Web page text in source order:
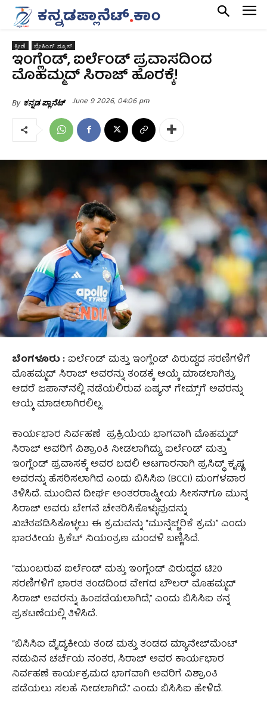
ಕ್ರೀಡೆ ಬ್ರೇಕಿಂಗ್ ನ್ಯೂಸ್
ಇಂಗ್ಲೆಂಡ್, ಐರ್ಲೆಂಡ್ ಪ್ರವಾಸದಿಂದ
ಮೊಹಮ್ಮದ್ ಸಿರಾಜ್ ಹೊರಕ್ಕೆ!
By ಕನ್ನಡ ಪ್ಲಾನೆಟ್ June 9 2026, 04:06 pm
ಬೆಂಗಳೂರು :ಐರ್ಲೆಂಡ್ ಮತ್ತು ಇಂಗ್ಲೆಂಡ್ ವಿರುದ್ಧದ ಸರಣಿಗಳಿಗೆ
ಮೊಹಮ್ಮದ್ ಸಿರಾಜ್ ಅವರನ್ನು ತಂಡಕ್ಕೆ ಆಯ್ಕೆ ಮಾಡಲಾಗಿತ್ತು,
ಆದರೆ ಜಪಾನ್‌ನಲ್ಲಿ ನಡೆಯಲಿರುವ ಏಷ್ಯನ್ ಗೇಮ್ಸ್‌ಗೆ ಅವರನ್ನು
ಆಯ್ಕೆ ಮಾಡಲಾಗಿರಲಿಲ್ಲ.
ಕಾರ್ಯಭಾರ ನಿರ್ವಹಣೆ ಪ್ರಕ್ರಿಯೆಯ ಭಾಗವಾಗಿ ಮೊಹಮ್ಮದ್
ಸಿರಾಜ್ ಅವರಿಗೆ ವಿಶ್ರಾಂತಿ ನೀಡಲಾಗಿದ್ದು, ಐರ್ಲೆಂಡ್ ಮತ್ತು
ಇಂಗ್ಲೆಂಡ್ ಪ್ರವಾಸಕ್ಕೆ ಅವರ ಬದಲಿ ಆಟಗಾರನಾಗಿ ಪ್ರಸಿದ್ಧ್ ಕೃಷ್ಣ
ಅವರನ್ನು ಹೆಸರಿಸಲಾಗಿದೆ ಎಂದು ಬಿಸಿಸಿಐ (BCCI) ಮಂಗಳವಾರ
ತಿಳಿಸಿದೆ. ಮುಂದಿನ ದೀರ್ಘ ಅಂತರರಾಷ್ಟ್ರೀಯ ಸೀಸನ್‌ಗೂ ಮುನ್ನ
ಸಿರಾಜ್ ಅವರು ಬೇಗನೆ ಚೇತರಿಸಿಕೊಳ್ಳುವುದನ್ನು
ಖಚಿತಪಡಿಸಿಕೊಳ್ಳಲು ಈ ಕ್ರಮವನ್ನು “ಮುನ್ನೆಚ್ಚರಿಕೆ ಕ್ರಮ” ಎಂದು
ಭಾರತೀಯ ಕ್ರಿಕೆಟ್ ನಿಯಂತ್ರಣ ಮಂಡಳಿ ಬಣ್ಣಿಸಿದೆ.
“ಮುಂಬರುವ ಐರ್ಲೆಂಡ್ ಮತ್ತು ಇಂಗ್ಲೆಂಡ್ ವಿರುದ್ಧದ ಟಿ20
ಸರಣಿಗಳಿಗೆ ಭಾರತ ತಂಡದಿಂದ ವೇಗದ ಬೌಲರ್ ಮೊಹಮ್ಮದ್
ಸಿರಾಜ್ ಅವರನ್ನು ಹಿಂಪಡೆಯಲಾಗಿದೆ,” ಎಂದು ಬಿಸಿಸಿಐ ತನ್ನ
ಪ್ರಕಟಣೆಯಲ್ಲಿ ತಿಳಿಸಿದೆ.
“ಬಿಸಿಸಿಐ ವೈದ್ಯಕೀಯ ತಂಡ ಮತ್ತು ತಂಡದ ಮ್ಯಾನೇಜ್‌ಮೆಂಟ್
ನಡುವಿನ ಚರ್ಚೆಯ ನಂತರ, ಸಿರಾಜ್ ಅವರ ಕಾರ್ಯಭಾರ
ನಿರ್ವಹಣೆ ಕಾರ್ಯಕ್ರಮದ ಭಾಗವಾಗಿ ಅವರಿಗೆ ವಿಶ್ರಾಂತಿ
ಪಡೆಯಲು ಸಲಹೆ ನೀಡಲಾಗಿದೆ.” ಎಂದು ಬಿಸಿಸಿಐ ಹೇಳಿದೆ.